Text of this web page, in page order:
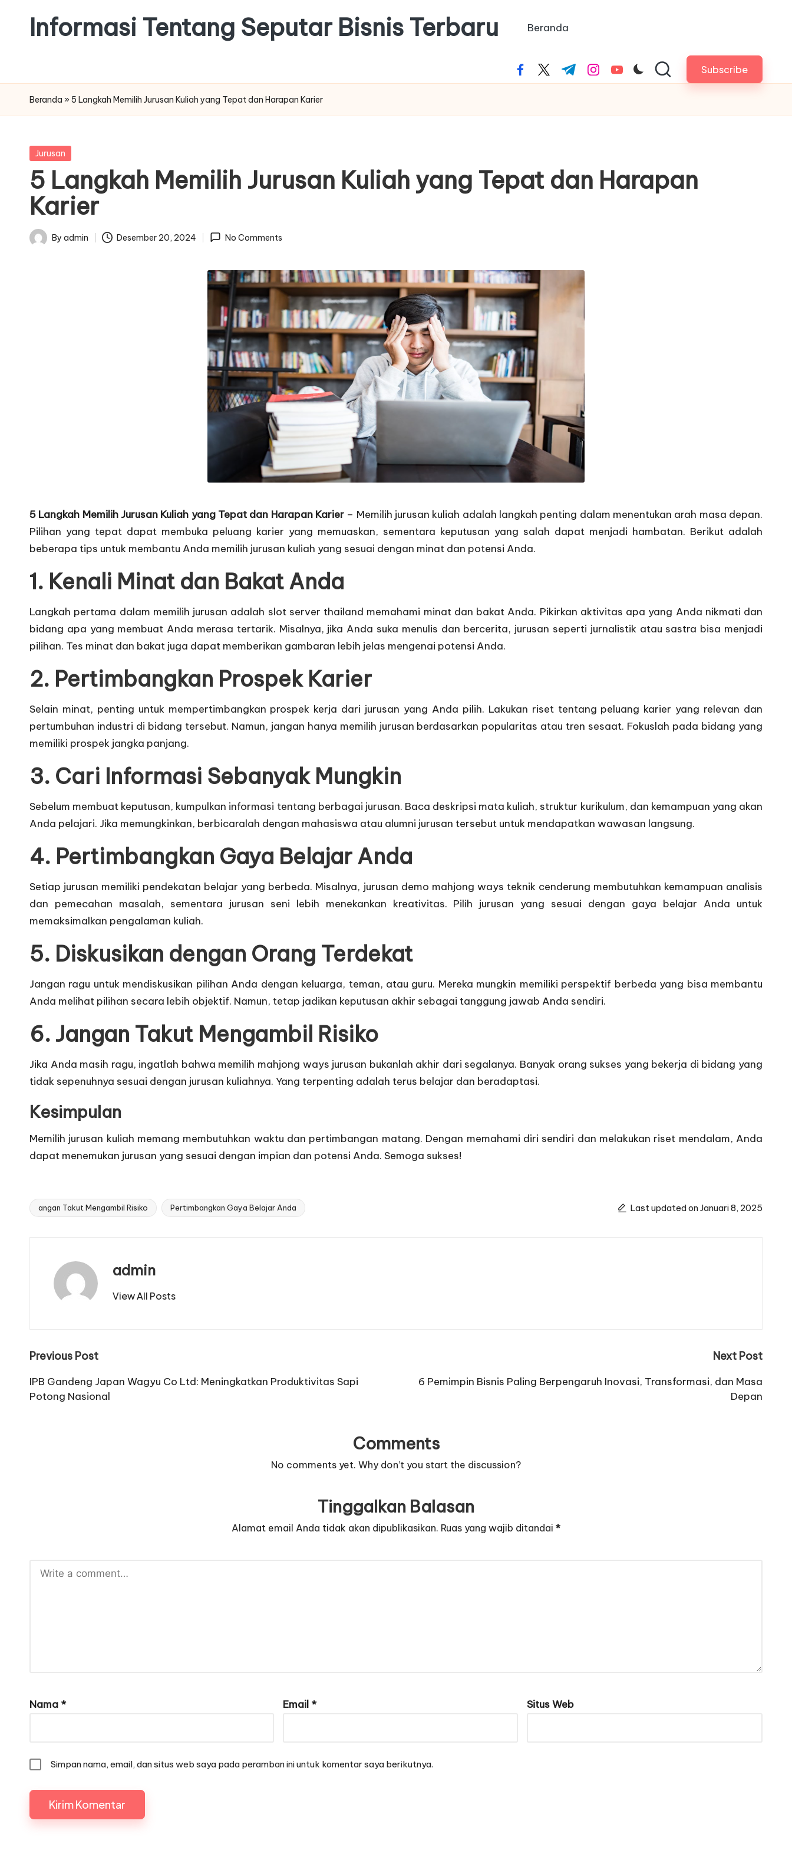
Informasi Tentang Seputar Bisnis Terbaru Beranda
facebook.com
twitter.com
t.me instagram.com
youtube.com Subscribe
Beranda » 5 Langkah Memilih Jurusan Kuliah yang Tepat dan Harapan Karier
Posted
Jurusan
5 Langkah Memilih Jurusan Kuliah yang Tepat dan Harapan
Karier
Posted
By admin Desember 20, 2024 No Comments
5 Langkah Memilih Jurusan Kuliah yang Tepat dan Harapan Karier – Memilih jurusan kuliah adalah langkah penting dalam menentukan arah masa depan.
Pilihan yang tepat dapat membuka peluang karier yang memuaskan, sementara keputusan yang salah dapat menjadi hambatan. Berikut adalah
beberapa tips untuk membantu Anda memilih jurusan kuliah yang sesuai dengan minat dan potensi Anda.
1. Kenali Minat dan Bakat Anda
Langkah pertama dalam memilih jurusan adalah slot server thailand memahami minat dan bakat Anda. Pikirkan aktivitas apa yang Anda nikmati dan
bidang apa yang membuat Anda merasa tertarik. Misalnya, jika Anda suka menulis dan bercerita, jurusan seperti jurnalistik atau sastra bisa menjadi
pilihan. Tes minat dan bakat juga dapat memberikan gambaran lebih jelas mengenai potensi Anda.
2. Pertimbangkan Prospek Karier
Selain minat, penting untuk mempertimbangkan prospek kerja dari jurusan yang Anda pilih. Lakukan riset tentang peluang karier yang relevan dan
pertumbuhan industri di bidang tersebut. Namun, jangan hanya memilih jurusan berdasarkan popularitas atau tren sesaat. Fokuslah pada bidang yang
memiliki prospek jangka panjang.
3. Cari Informasi Sebanyak Mungkin
Sebelum membuat keputusan, kumpulkan informasi tentang berbagai jurusan. Baca deskripsi mata kuliah, struktur kurikulum, dan kemampuan yang akan
Anda pelajari. Jika memungkinkan, berbicaralah dengan mahasiswa atau alumni jurusan tersebut untuk mendapatkan wawasan langsung.
4. Pertimbangkan Gaya Belajar Anda
Setiap jurusan memiliki pendekatan belajar yang berbeda. Misalnya, jurusan demo mahjong ways teknik cenderung membutuhkan kemampuan analisis
dan pemecahan masalah, sementara jurusan seni lebih menekankan kreativitas. Pilih jurusan yang sesuai dengan gaya belajar Anda untuk
memaksimalkan pengalaman kuliah.
5. Diskusikan dengan Orang Terdekat
Jangan ragu untuk mendiskusikan pilihan Anda dengan keluarga, teman, atau guru. Mereka mungkin memiliki perspektif berbeda yang bisa membantu
Anda melihat pilihan secara lebih objektif. Namun, tetap jadikan keputusan akhir sebagai tanggung jawab Anda sendiri.
6. Jangan Takut Mengambil Risiko
Jika Anda masih ragu, ingatlah bahwa memilih mahjong ways jurusan bukanlah akhir dari segalanya. Banyak orang sukses yang bekerja di bidang yang
tidak sepenuhnya sesuai dengan jurusan kuliahnya. Yang terpenting adalah terus belajar dan beradaptasi.
Kesimpulan
Memilih jurusan kuliah memang membutuhkan waktu dan pertimbangan matang. Dengan memahami diri sendiri dan melakukan riset mendalam, Anda
dapat menemukan jurusan yang sesuai dengan impian dan potensi Anda. Semoga sukses!
Tags:
angan Takut Mengambil Risiko Pertimbangkan Gaya Belajar Anda Last updated on Januari 8, 2025
admin
View All Posts
Post
navigation
Previous Post
IPB Gandeng Japan Wagyu Co Ltd: Meningkatkan Produktivitas Sapi
Potong Nasional
Next Post
6 Pemimpin Bisnis Paling Berpengaruh Inovasi, Transformasi, dan Masa
Depan
Comments
No comments yet. Why don’t you start the discussion?
Tinggalkan Balasan
Alamat email Anda tidak akan dipublikasikan. Ruas yang wajib ditandai *
Nama * Email * Situs Web
Simpan nama, email, dan situs web saya pada peramban ini untuk komentar saya berikutnya.